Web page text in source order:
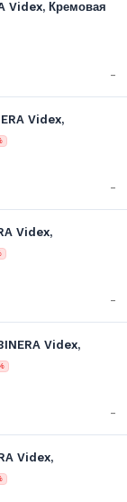
Videx, Кремовая
-
Videx,
-
Videx,
-
Videx,
-
Videx,